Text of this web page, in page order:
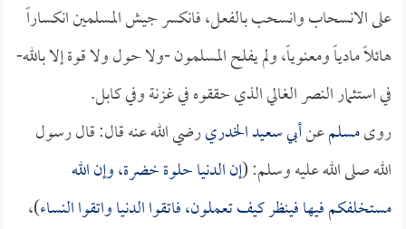
على الانسحاب وانسحب بالفعل، فانكسر جيش المسلمين انكساراً
هائلاً مادياً ومعنوياً، ولم يفلح المسلمون -ولا حول ولا قوة إلا بالله-
في استثمار النصر الغالي الذي حققوه في غزنة وفي كابل.
روىمسلمعنأبي سعيد الخدريرضي الله عنه قال: قال رسول
الله صلى الله عليه وسلم: (إن الدنيا حلوة خضرة، وإن الله
مستخلفكم فيها فينظر كيف تعملون، فاتقوا الدنيا واتقوا النساء)،